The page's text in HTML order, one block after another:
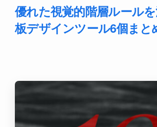
優れた視覚的階層ルール
板デザインツール6個まと